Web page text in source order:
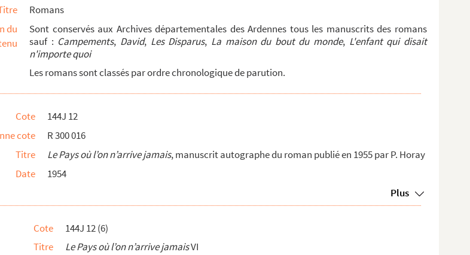
1956 par Grasset
publié en 1957 par P. Horay
en 1960 par Grasset
par Gallimard
publié en 1962 par Gallimard
par Gallimard
par Gallimard
Gallimard
en 1967 par Gallimard
Romans
du
Sont conservés aux Archives départementales des Ardennes tous les manuscrits des romans
sauf : Campements, David, Les Disparus, La maison du bout du monde, L'enfant qui disait
n'importe quoi
Les romans sont classés par ordre chronologique de parution.
Cote
144J 12
cote
R 300 016
Titre
Le Pays où l’on n’arrive jamais, manuscrit autographe du roman publié en 1955 par P. Horay
Date
1954
Plus
Cote
144J 12 (6)
Titre
Le Pays où l’on n’arrive jamaisVI